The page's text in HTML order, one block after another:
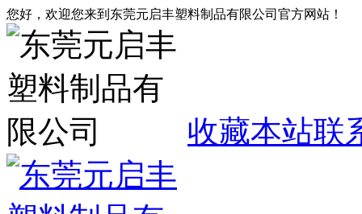
您好，欢迎您来到东莞元启丰塑料制品有限公司官方网站！
收藏本站联